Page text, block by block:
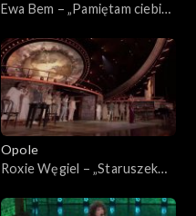
Ewa Bem – „Pamiętam ciebie
„Małe tęsknoty – koncert
pamięci Wojciecha
Trzcińskiego”
Opole
Roxie Węgiel – „Staruszek
tęsknoty – koncert pamięci